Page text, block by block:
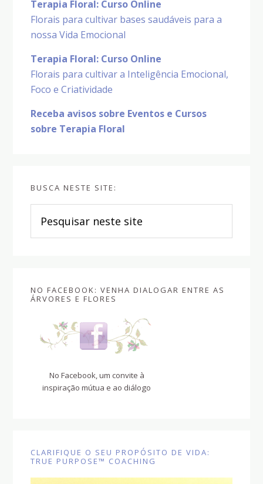
Terapia Floral: Curso Online
Florais para cultivar bases saudáveis para a
nossa Vida Emocional
Terapia Floral: Curso Online
Florais para cultivar a Inteligência Emocional,
Foco e Criatividade
Receba avisos sobre Eventos e Cursos
sobre Terapia Floral
BUSCA NESTE SITE:
neste
site
NO FACEBOOK: VENHA DIALOGAR ENTRE AS
ÁRVORES E FLORES
No Facebook, um convite à
inspiração mútua e ao diálogo
CLARIFIQUE O SEU PROPÓSITO DE VIDA:
TRUE PURPOSE™ COACHING